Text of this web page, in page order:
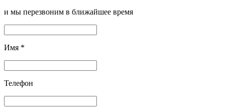
и мы перезвоним в ближайшее время
Имя *
Телефон